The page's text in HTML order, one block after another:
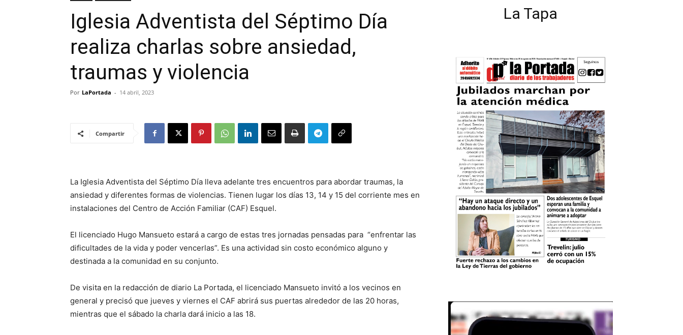
Iglesia Adventista del Séptimo Día
realiza charlas sobre ansiedad,
traumas y violencia
Por LaPortada - 14 abril, 2023
Compartir
La Iglesia Adventista del Séptimo Día lleva adelante tres encuentros para abordar traumas, la
ansiedad y diferentes formas de violencias. Tienen lugar los días 13, 14 y 15 del corriente mes en
instalaciones del Centro de Acción Familiar (CAF) Esquel.
El licenciado Hugo Mansueto estará a cargo de estas tres jornadas pensadas para “enfrentar las
dificultades de la vida y poder vencerlas”. Es una actividad sin costo económico alguno y
destinada a la comunidad en su conjunto.
De visita en la redacción de diario La Portada, el licenciado Mansueto invitó a los vecinos en
general y precisó que jueves y viernes el CAF abrirá sus puertas alrededor de las 20 horas,
mientras que el sábado la charla dará inicio a las 18.
La Tapa